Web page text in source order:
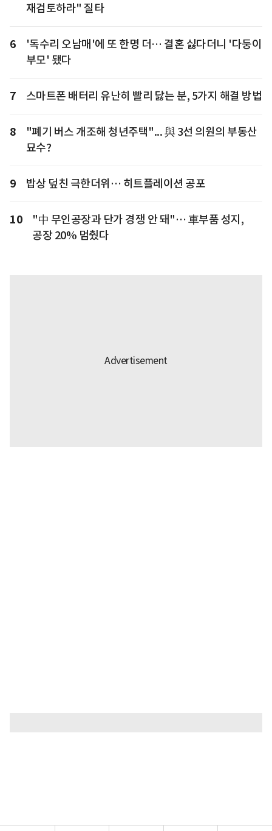
재검토하라" 질타
6
'독수리 오남매'에 또 한명 더… 결혼 싫다더니 '다둥이
부모' 됐다
7 스마트폰 배터리 유난히 빨리 닳는 분, 5가지 해결 방법
8
"폐기 버스 개조해 청년주택"... 與 3선 의원의 부동산
묘수?
9 밥상 덮친 극한더위… 히트플레이션 공포
10
"中 무인공장과 단가 경쟁 안 돼"… 車부품 성지,
공장 20% 멈췄다